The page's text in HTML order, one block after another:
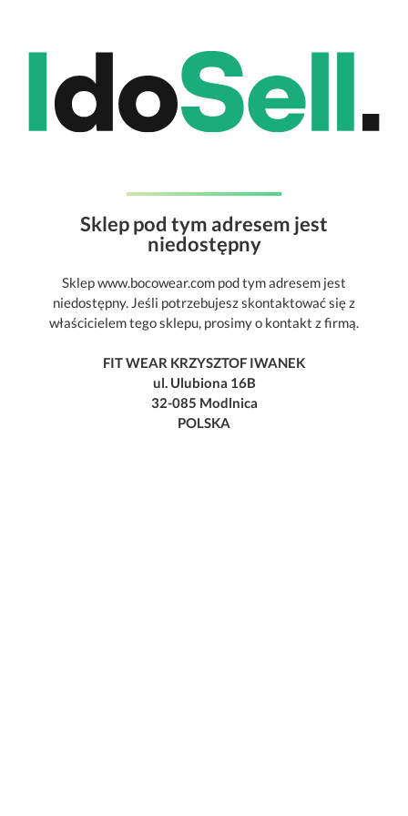
Sklep pod tym adresem jest
niedostępny
Sklep www.bocowear.com pod tym adresem jest
niedostępny. Jeśli potrzebujesz skontaktować się z
właścicielem tego sklepu, prosimy o kontakt z firmą.
FIT WEAR KRZYSZTOF IWANEK
ul. Ulubiona 16B
32-085 Modlnica
POLSKA